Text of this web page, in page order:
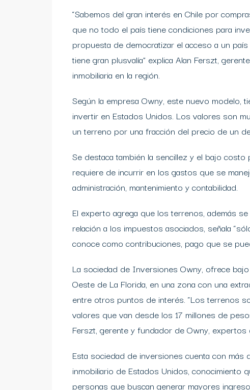
“Sabemos del gran interés en Chile por
que no todo el país tiene condiciones para
propuesta de democratizar el acceso a un
tiene gran plusvalía” explica Alan Ferszt,
inmobiliaria en la región.
Según la empresa Owny, este nuevo modelo,
invertir en Estados Unidos. Los valores son
un terreno por una fracción del precio de un
Se destaca también la sencillez y el bajo
requiere de incurrir en los gastos que se
administración, mantenimiento y contabilidad.
El experto agrega que los terrenos, además
relación a los impuestos asociados, señala
conoce como contribuciones, pago que se
La sociedad de Inversiones Owny, ofrece
Oeste de La Florida, en una zona con una
entre otros puntos de interés. “Los terrenos
valores que van desde los 17 millones de
Ferszt, gerente y fundador de Owny, expertos
Esta sociedad de inversiones cuenta con más
inmobiliario de Estados Unidos,
personas que buscan generar mayores